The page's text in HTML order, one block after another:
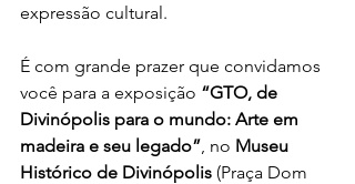
expressão cultural.
É com grande prazer que convidamos
você para a exposição “GTO, de
Divinópolis para o mundo: Arte em
madeira e seu legado”, no Museu
Histórico de Divinópolis (Praça Dom